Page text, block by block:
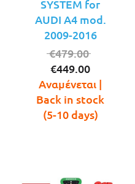
SYSTEM for
AUDI A4 mod.
2009-2016
€479.00
was:
€479.00.
€449.00
τρέχουσα
τιμή
είναι:
Αναμένεται |
Back in stock
(5-10 days)